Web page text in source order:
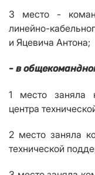
3 место -
линейно-
и Яцевича Антона;
- в
1 место заняла
центра
2 место заняла
технической